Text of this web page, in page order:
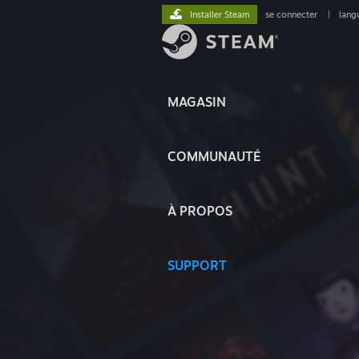
MAGASIN
COMMUNAUTÉ
À PROPOS
SUPPORT
Installer Steam se connecter